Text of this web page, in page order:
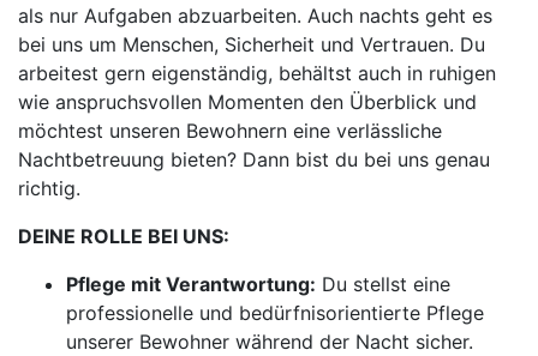
als nur Aufgaben abzuarbeiten. Auch nachts geht es
bei uns um Menschen, Sicherheit und Vertrauen. Du
arbeitest gern eigenständig, behältst auch in ruhigen
wie anspruchsvollen Momenten den Überblick und
möchtest unseren Bewohnern eine verlässliche
Nachtbetreuung bieten? Dann bist du bei uns genau
richtig.
DEINE ROLLE BEI UNS:
Pflege mit Verantwortung: Du stellst eine
professionelle und bedürfnisorientierte Pflege
unserer Bewohner während der Nacht sicher.